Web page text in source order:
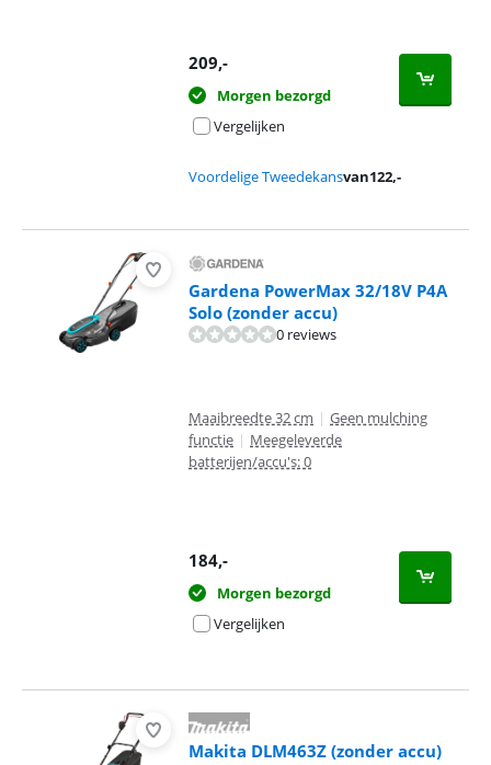
209,-
Morgen bezorgd
Vergelijken
Voordelige Tweedekansvan122,-
Gardena PowerMax 32/18V P4A
Solo (zonder accu)
0 reviews
Maaibreedte 32 cm | Geen mulching
functie | Meegeleverde
batterijen/accu's: 0
184,-
Morgen bezorgd
Vergelijken
Makita DLM463Z (zonder accu)